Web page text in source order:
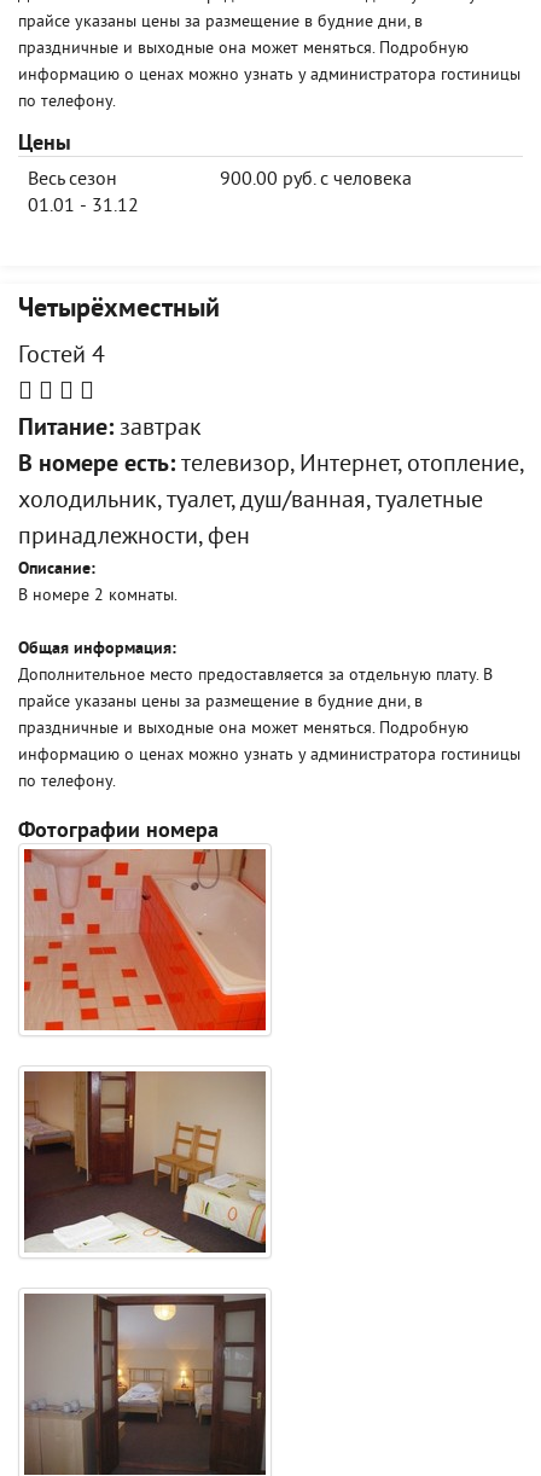
прайсе указаны цены за размещение в будние дни, в
праздничные и выходные она может меняться. Подробную
информацию о ценах можно узнать у администратора гостиницы
по телефону.
Цены
Весь сезон
01.01 - 31.12
900.00 руб. с человека
Четырёхместный
Гостей 4
Питание: завтрак
В номере есть: телевизор, Интернет, отопление,
холодильник, туалет, душ/ванная, туалетные
принадлежности, фен
Описание:
В номере 2 комнаты.
Общая информация:
Дополнительное место предоставляется за отдельную плату. В
прайсе указаны цены за размещение в будние дни, в
праздничные и выходные она может меняться. Подробную
информацию о ценах можно узнать у администратора гостиницы
по телефону.
Фотографии номера